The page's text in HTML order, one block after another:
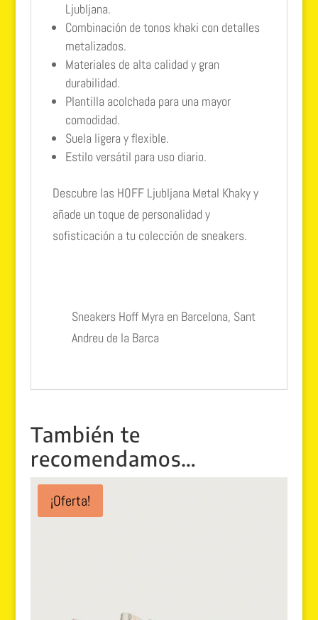
Ljubljana.
Combinación de tonos khaki con detalles
metalizados.
Materiales de alta calidad y gran
durabilidad.
Plantilla acolchada para una mayor
comodidad.
Suela ligera y flexible.
Estilo versátil para uso diario.
Descubre las HOFF Ljubljana Metal Khaky y
añade un toque de personalidad y
sofisticación a tu colección de sneakers.
Sneakers Hoff Myra en Barcelona, Sant
Andreu de la Barca
También te
recomendamos…
¡Oferta!